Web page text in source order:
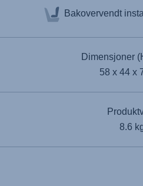
Bakovervendt
Dimensjoner
58 x 44 x
8.6